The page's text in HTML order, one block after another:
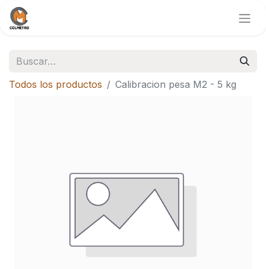
Todos los productos Calibracion pesa M2 - 5 kg